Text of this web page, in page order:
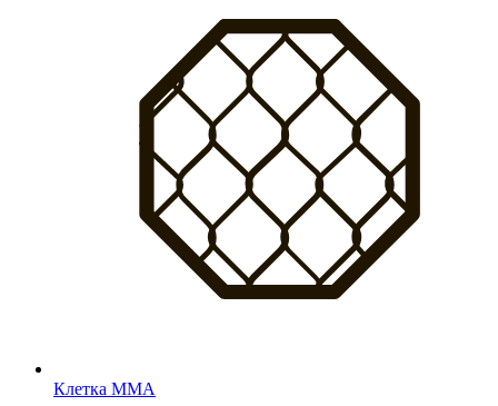
Клетка MMA